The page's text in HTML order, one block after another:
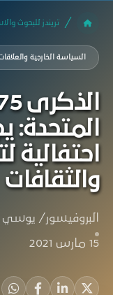
تريندز للبحوث
السياسة الخارجية
المتحدة:
احتفالية
والثقافات
البروفيسور/ يوسي
15 مارس 2021